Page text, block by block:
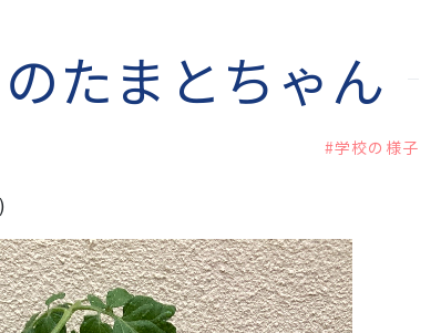
たまとちゃん
#学校の様子